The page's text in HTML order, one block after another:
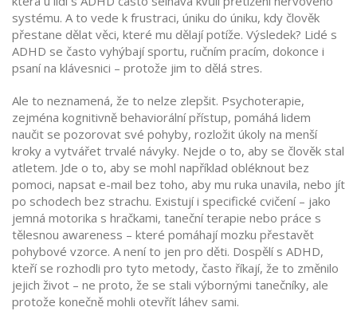
systému. A to vede k frustraci, úniku do úniku, kdy člověk
přestane dělat věci, které mu dělají potíže. Výsledek? Lidé s
ADHD se často vyhýbají sportu, ručním pracím, dokonce i
psaní na klávesnici – protože jim to dělá stres.
Ale to neznamená, že to nelze zlepšit. Psychoterapie,
zejména kognitivně behaviorální přístup, pomáhá lidem
naučit se pozorovat své pohyby, rozložit úkoly na menší
kroky a vytvářet trvalé návyky. Nejde o to, aby se člověk stal
atletem. Jde o to, aby se mohl například obléknout bez
pomoci, napsat e-mail bez toho, aby mu ruka unavila, nebo jít
po schodech bez strachu. Existují i specifické cvičení – jako
jemná motorika s hračkami, taneční terapie nebo práce s
tělesnou awareness – které pomáhají mozku přestavět
pohybové vzorce. A není to jen pro děti. Dospělí s ADHD,
kteří se rozhodli pro tyto metody, často říkají, že to změnilo
jejich život – ne proto, že se stali výbornými tanečníky, ale
protože konečně mohli otevřít láhev sami.